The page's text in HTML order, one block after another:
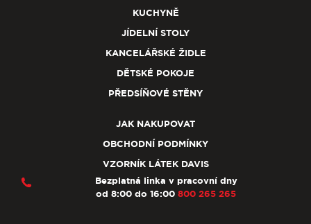
KUCHYNĚ
JÍDELNÍ STOLY
KANCELÁŘSKÉ ŽIDLE
DĚTSKÉ POKOJE
PŘEDSÍŇOVÉ STĚNY
JAK NAKUPOVAT
OBCHODNÍ PODMÍNKY
VZORNÍK LÁTEK DAVIS
Bezplatná linka v pracovní dny
od 8:00 do 16:00 800 265 265